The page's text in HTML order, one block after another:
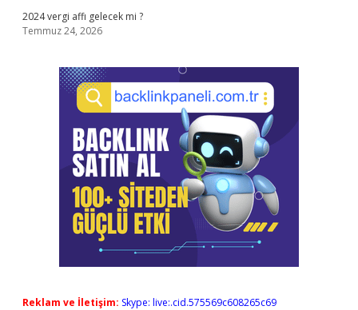
2024 vergi affı gelecek mi ?
Temmuz 24, 2026
Reklam ve İletişim: Skype: live:.cid.575569c608265c69